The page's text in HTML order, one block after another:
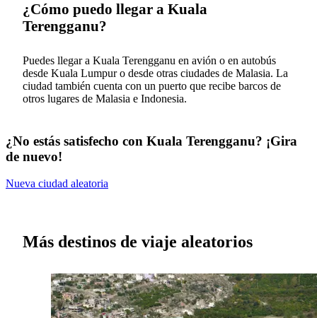
¿Cómo puedo llegar a Kuala
Terengganu?
Puedes llegar a Kuala Terengganu en avión o en autobús
desde Kuala Lumpur o desde otras ciudades de Malasia. La
ciudad también cuenta con un puerto que recibe barcos de
otros lugares de Malasia e Indonesia.
¿No estás satisfecho con Kuala Terengganu? ¡Gira
de nuevo!
Nueva ciudad aleatoria
Más destinos de viaje aleatorios